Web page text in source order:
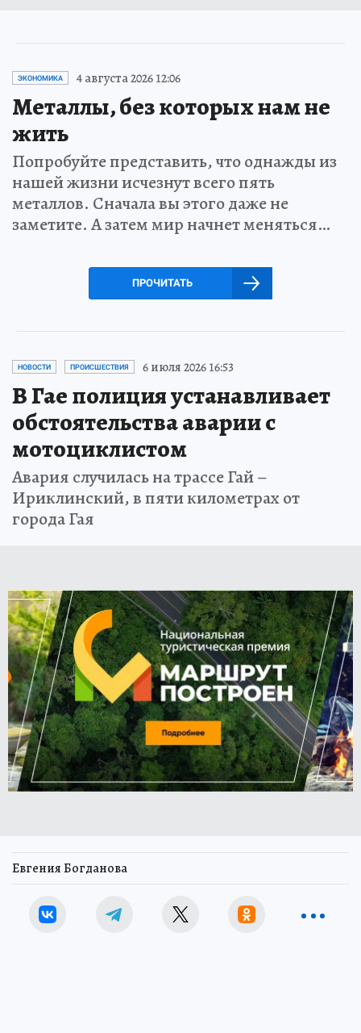
ЭКОНОМИКА 4 августа 2026 12:06
Металлы, без которых нам не
жить
Попробуйте представить, что однажды из
нашей жизни исчезнут всего пять
металлов. Сначала вы этого даже не
заметите. А затем мир начнет меняться…
ПРОЧИТАТЬ
НОВОСТИ ПРОИСШЕСТВИЯ 6 июля 2026 16:53
В Гае полиция устанавливает
обстоятельства аварии с
мотоциклистом
Авария случилась на трассе Гай –
Ириклинский, в пяти километрах от
города Гая
Евгения Богданова